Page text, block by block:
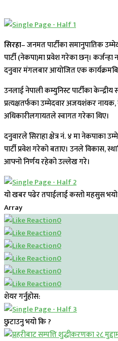
सिरहा– जनमत पार्टीका समानुपातिक
पार्टी (नेकपा)मा प्रवेश गरेका छन्।
दनुवार मंगलबार आयोजित एक
उनलाई नेपाली कम्युनिस्ट पार्टीका केन्द्रीय
प्रत्यक्षतर्फका उम्मेदवार अजयशंकर नायक,
अधिकारीलगायतले स्वागत गरेका थिए।
दनुवारले सिराहा क्षेत्र नं. ४ मा नेकपाका
पार्टी प्रवेश गरेको बताए। उनले विकास,
आफ्नो निर्णय रहेको उल्लेख गरे।
यो खबर पढेर तपाईलाई कस्तो महसुस
Array
0
0
0
0
0
0
शेयर गर्नुहोस:
छुटाउनु भयो कि ?